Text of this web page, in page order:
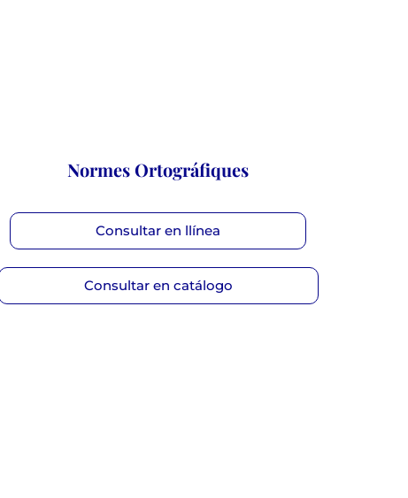
Normes Ortográfiques
Consultar en llínea
Consultar en catálogo